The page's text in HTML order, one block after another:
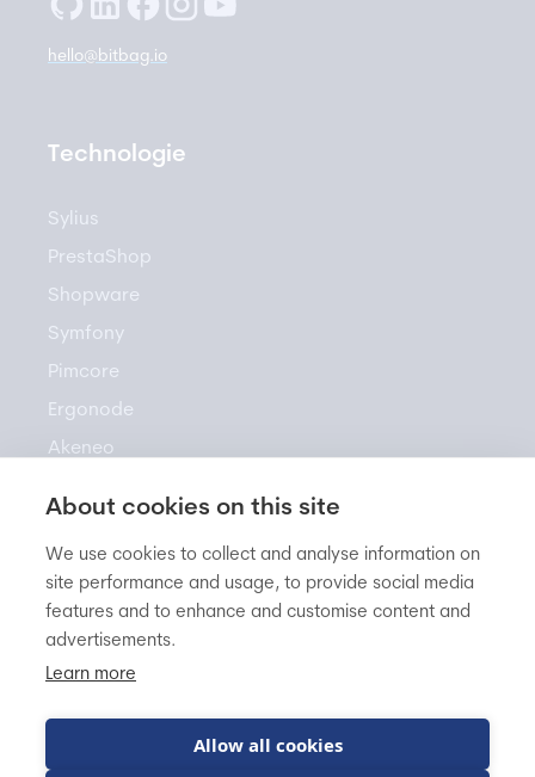
About cookies on this site
We use cookies to collect and analyse information on
site performance and usage, to provide social media
features and to enhance and customise content and
advertisements.
Learn more
Allow all cookies
hello@bitbag.io
Technologie
Sylius
PrestaShop
Shopware
Symfony
Pimcore
Ergonode
Akeneo
Zasoby
Newsletter